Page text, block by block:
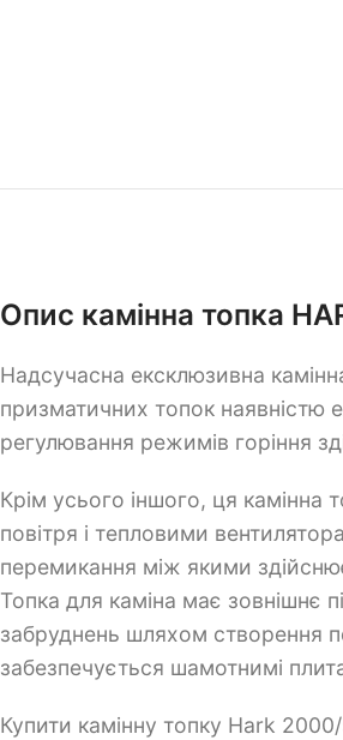
Опис камінна топка
Надсучасна ексклюзивна
призматичних топок наявністю
регулювання режимів горіння
Крім усього іншого, ця
повітря і тепловими
перемикання між якими
Топка для каміна має зовнішнє
забруднень шляхом створення
забезпечується шамотнимі
Купити камінну топку Hark